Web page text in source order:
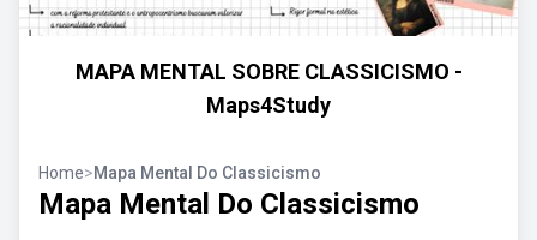
MAPA MENTAL SOBRE CLASSICISMO -
Maps4Study
Home>Mapa Mental Do Classicismo
Mapa Mental Do Classicismo